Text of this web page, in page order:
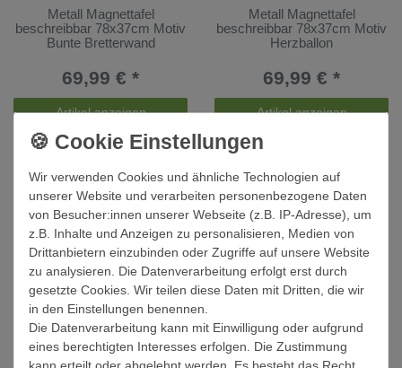
Metall Magnettafel
beschreibbar 78x37cm Motiv
Bunte Bretterwand
69,99 € *
Artikel anzeigen
Metall Magnettafel
beschreibbar 78x37cm Motiv
Herzballon
69,99 € *
Artikel anzeigen
Stahl Magnettafel rund 47cm
Herzballon
Stahl Magnettafel Anthrazit
37x78cm
Wir verwenden Cookies und ähnliche Technologien auf
unserer Website und verarbeiten personenbezogene Daten
von Besucher:innen unserer Webseite (z.B. IP-Adresse), um
z.B. Inhalte und Anzeigen zu personalisieren, Medien von
Drittanbietern einzubinden oder Zugriffe auf unsere Website
zu analysieren. Die Datenverarbeitung erfolgt erst durch
gesetzte Cookies. Wir teilen diese Daten mit Dritten, die wir
in den Einstellungen benennen.
Die Datenverarbeitung kann mit Einwilligung oder aufgrund
eines berechtigten Interesses erfolgen. Die Zustimmung
kann erteilt oder abgelehnt werden. Es besteht das Recht,